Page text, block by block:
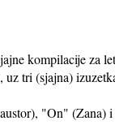
kompilacije za
uz tri (sjajna)
"On" (Zana)